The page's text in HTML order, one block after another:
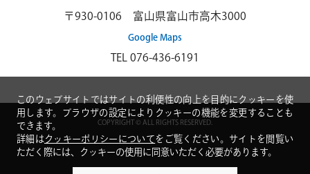
〒930-0106 富山県富山市高木3000
Google Maps
TEL 076-436-6191
COPYRIGHT © ALL RIGHTS RESERVED.
このウェブサイトではサイトの利便性の向上を目的にクッキーを使
用します。ブラウザの設定によりクッキーの機能を変更することも
できます。
詳細は クッキーポリシーについてをご覧ください。サイトを閲覧い
ただく際には、クッキーの使用に同意いただく必要があります。